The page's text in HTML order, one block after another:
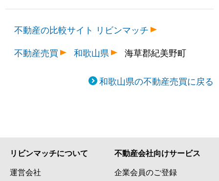
不動産の比較サイト リビンマッチ
不動産売買
和歌山県 海草郡紀美野町
和歌山県の不動産売買に戻る
リビンマッチについて
運営会社
不動産会社向けサービス
企業会員のご登録